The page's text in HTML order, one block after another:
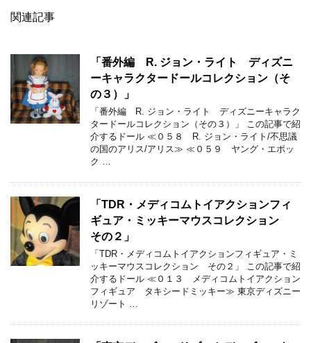
関連記事
「番外編 R. ジョン・ライト ディズニ
ーキャラクタードールコレクション（そ
の３）」
「番外編 R. ジョン・ライト ディズニーキャラク
タードールコレクション（その３）」 この記事で紹
介するドール ≪０５８ R. ジョン・ライト/不思議
の国のアリス/アリス≫ ≪０５９ ヤング・エポッ
ク …
「TDR・メディコムトイアクションフィ
ギュア・ミッキーマウスコレクション
その２」
「TDR・メディコムトイアクションフィギュア・ミ
ッキーマウスコレクション その２」 この記事で紹
介するドール ≪０１３ メディコムトイアクション
フィギュア タキシードミッキー≫ 東京ディズニー
リゾート …